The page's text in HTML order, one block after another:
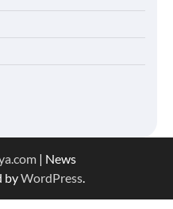
| News
byWordPress.